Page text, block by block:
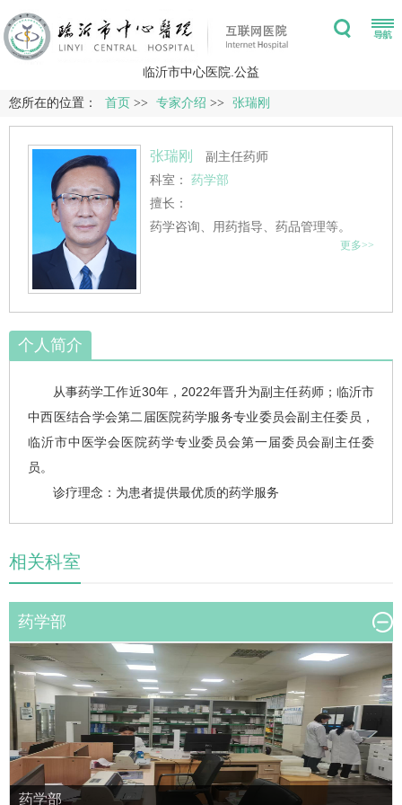
临沂市中心医院.公益
您所在的位置： 首页 >> 专家介绍 >> 张瑞刚
张瑞刚
副主任药师
科室： 药学部
擅长：
药学咨询、用药指导、药品管理等。
更多>>
个人简介
从事药学工作近30年，2022年晋升为副主任药师；临沂市
中西医结合学会第二届医院药学服务专业委员会副主任委员，
临沂市中医学会医院药学专业委员会第一届委员会副主任委
员。
诊疗理念：为患者提供最优质的药学服务
相关科室
药学部
药学部